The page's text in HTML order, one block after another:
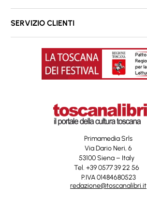
SERVIZIO CLIENTI
Primamedia Srls
Via Dario Neri, 6
53100 Siena – Italy
Tel. +39 0577 39 22 56
P.IVA 01484680523
redazione@toscanalibri.it